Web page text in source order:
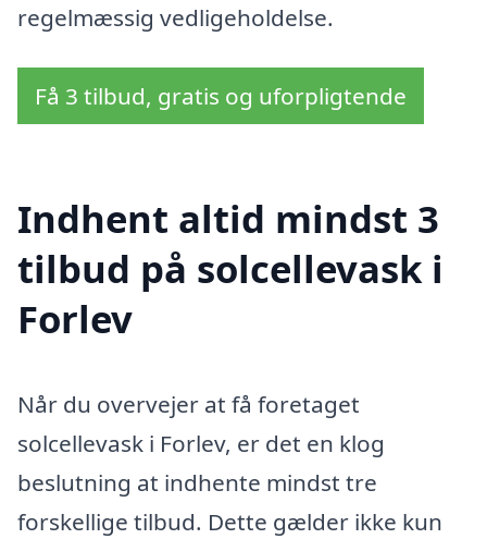
regelmæssig vedligeholdelse.
Få 3 tilbud, gratis og uforpligtende
Indhent altid mindst 3
tilbud på solcellevask i
Forlev
Når du overvejer at få foretaget
solcellevask i Forlev, er det en klog
beslutning at indhente mindst tre
forskellige tilbud. Dette gælder ikke kun